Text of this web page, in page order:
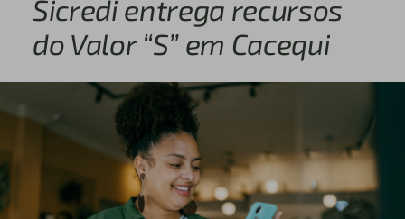
Sicredi entrega recursos
do Valor “S” em Cacequi